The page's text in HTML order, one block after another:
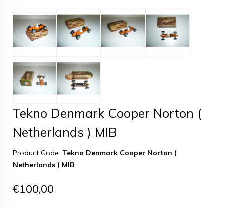
Tekno Denmark Cooper Norton (
Netherlands ) MIB
Product Code: Tekno Denmark Cooper Norton (
Netherlands ) MIB
€100,00